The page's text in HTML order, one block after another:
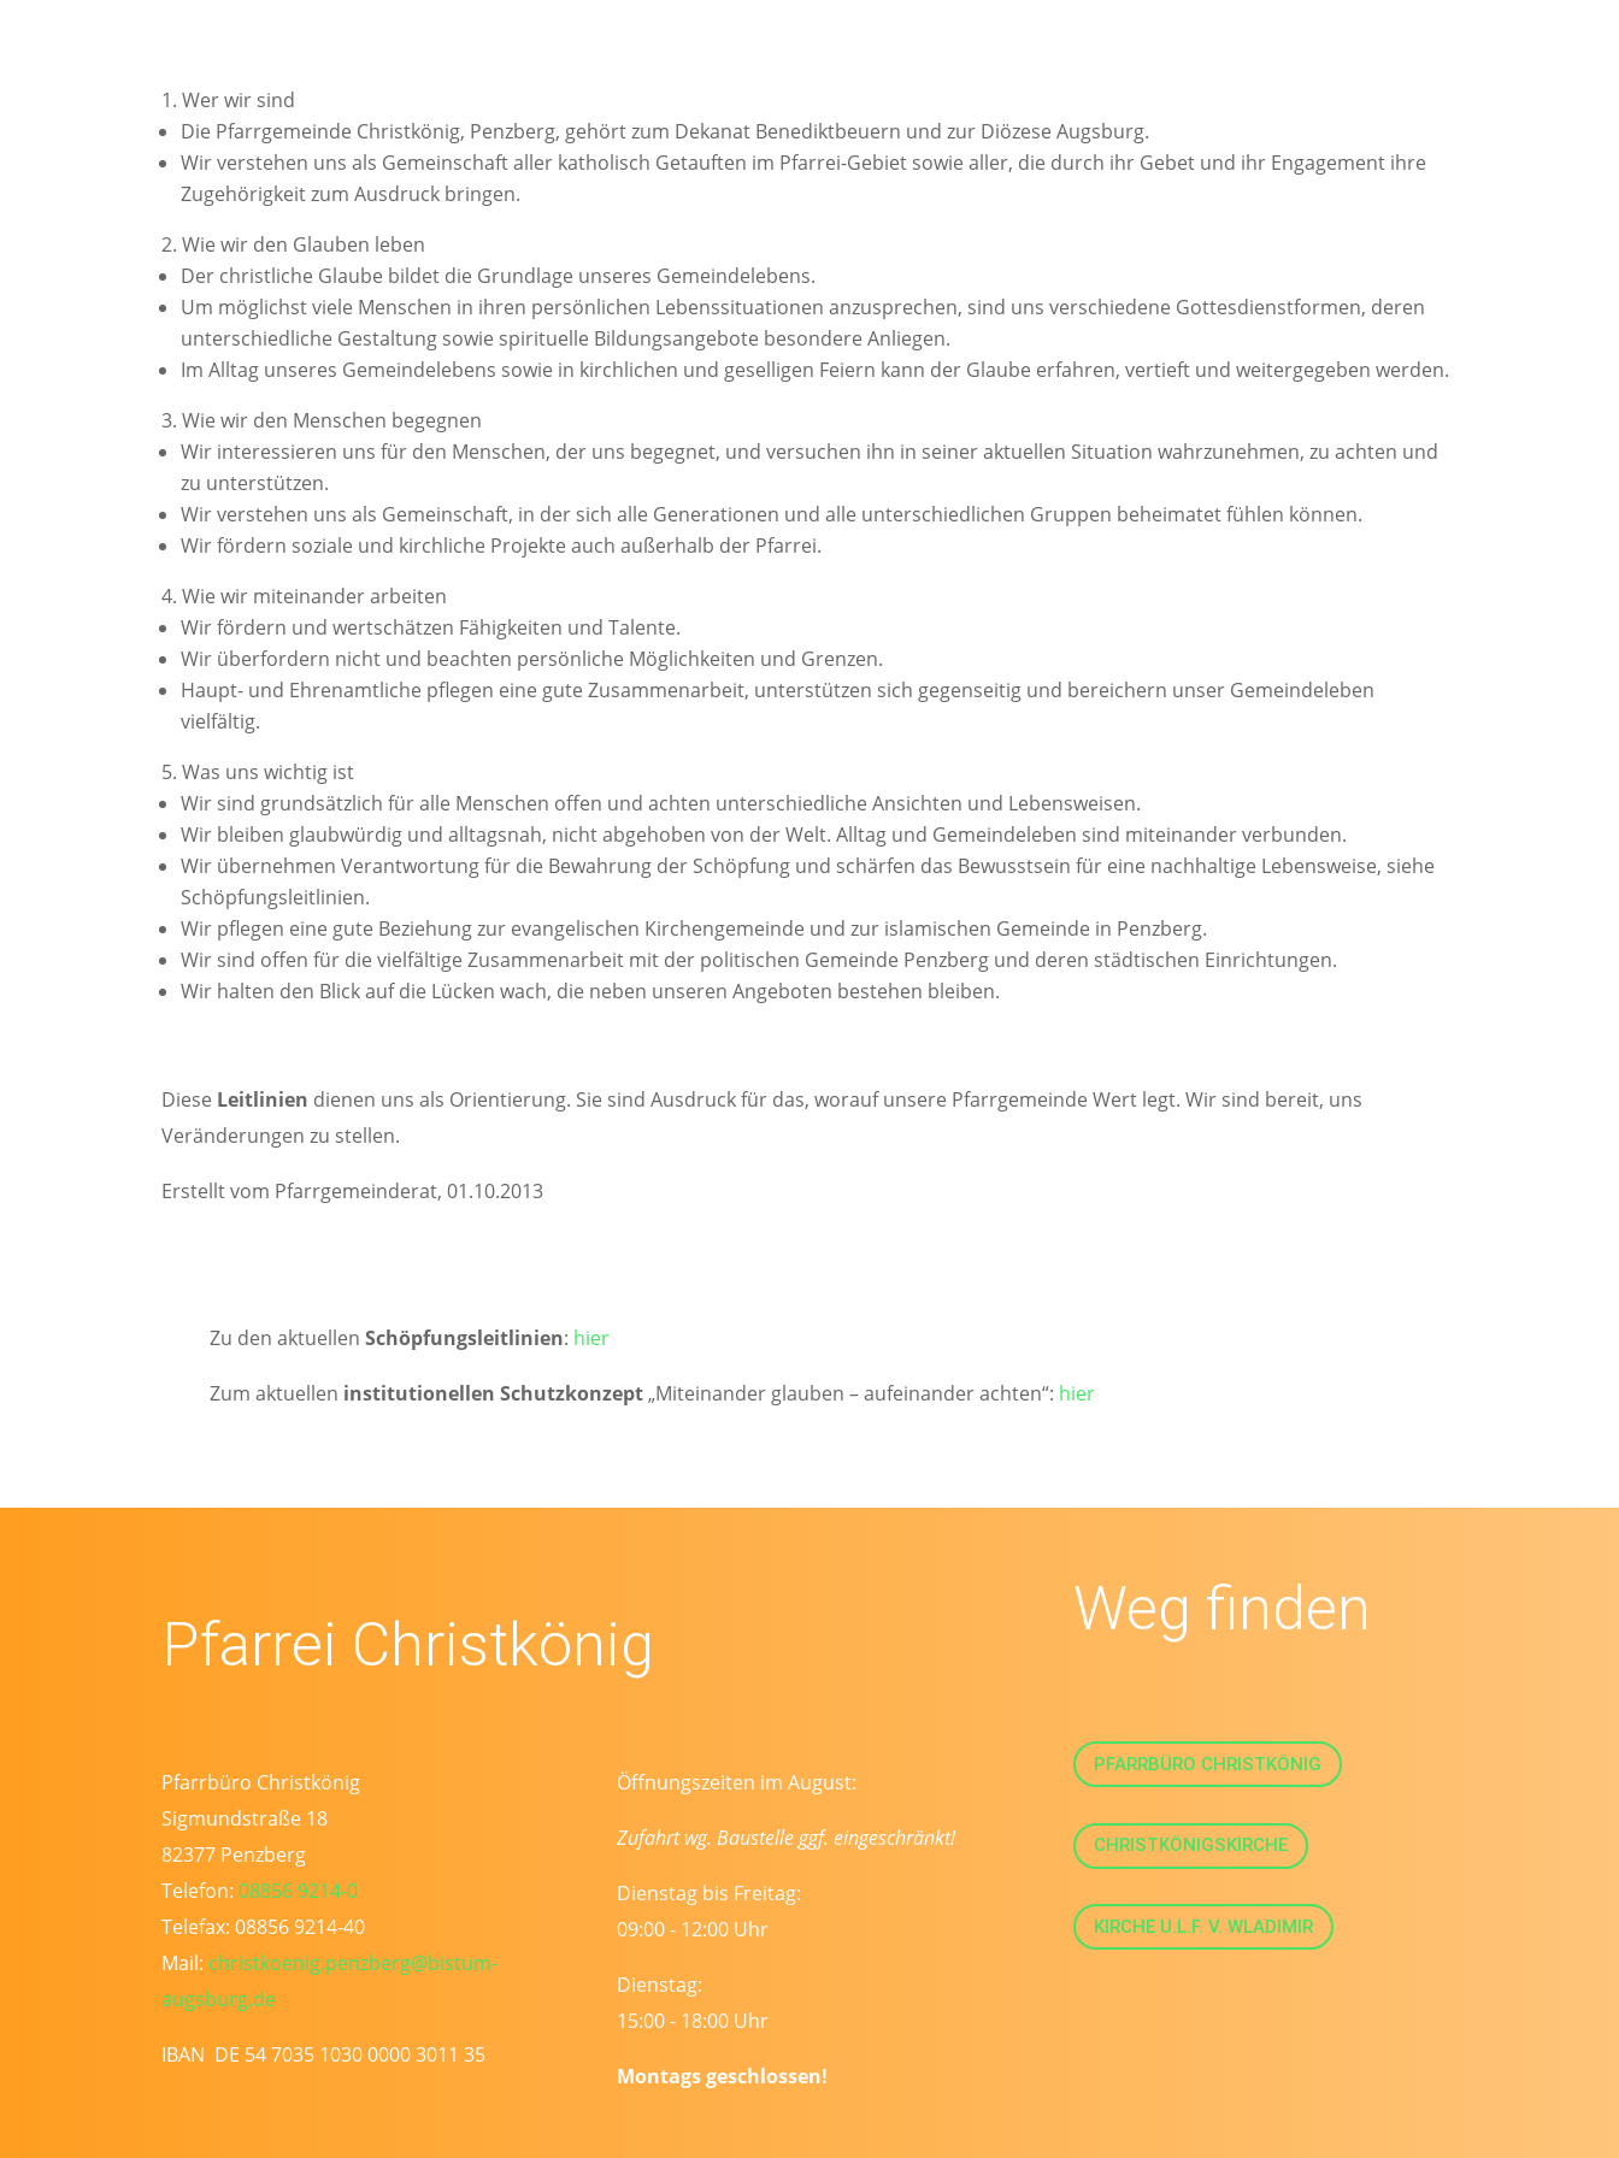
Wer wir sind
Die Pfarrgemeinde Christkönig, Penzberg, gehört zum Dekanat Benediktbeuern und zur Diözese Augsburg.
Wir verstehen uns als Gemeinschaft aller katholisch Getauften im Pfarrei-Gebiet sowie aller, die durch ihr Gebet und ihr Engagement ihre
Zugehörigkeit zum Ausdruck bringen.
Wie wir den Glauben leben
Der christliche Glaube bildet die Grundlage unseres Gemeindelebens.
Um möglichst viele Menschen in ihren persönlichen Lebenssituationen anzusprechen, sind uns verschiedene Gottesdienstformen, deren
unterschiedliche Gestaltung sowie spirituelle Bildungsangebote besondere Anliegen.
Im Alltag unseres Gemeindelebens sowie in kirchlichen und geselligen Feiern kann der Glaube erfahren, vertieft und weitergegeben werden.
Wie wir den Menschen begegnen
Wir interessieren uns für den Menschen, der uns begegnet, und versuchen ihn in seiner aktuellen Situation wahrzunehmen, zu achten und
zu unterstützen.
Wir verstehen uns als Gemeinschaft, in der sich alle Generationen und alle unterschiedlichen Gruppen beheimatet fühlen können.
Wir fördern soziale und kirchliche Projekte auch außerhalb der Pfarrei.
Wie wir miteinander arbeiten
Wir fördern und wertschätzen Fähigkeiten und Talente.
Wir überfordern nicht und beachten persönliche Möglichkeiten und Grenzen.
Haupt- und Ehrenamtliche pflegen eine gute Zusammenarbeit, unterstützen sich gegenseitig und bereichern unser Gemeindeleben
vielfältig.
Was uns wichtig ist
Wir sind grundsätzlich für alle Menschen offen und achten unterschiedliche Ansichten und Lebensweisen.
Wir bleiben glaubwürdig und alltagsnah, nicht abgehoben von der Welt. Alltag und Gemeindeleben sind miteinander verbunden.
Wir übernehmen Verantwortung für die Bewahrung der Schöpfung und schärfen das Bewusstsein für eine nachhaltige Lebensweise, siehe
Schöpfungsleitlinien.
Wir pflegen eine gute Beziehung zur evangelischen Kirchengemeinde und zur islamischen Gemeinde in Penzberg.
Wir sind offen für die vielfältige Zusammenarbeit mit der politischen Gemeinde Penzberg und deren städtischen Einrichtungen.
Wir halten den Blick auf die Lücken wach, die neben unseren Angeboten bestehen bleiben.
Diese Leitlinien dienen uns als Orientierung. Sie sind Ausdruck für das, worauf unsere Pfarrgemeinde Wert legt. Wir sind bereit, uns
Veränderungen zu stellen.
Erstellt vom Pfarrgemeinderat, 01.10.2013
Zu den aktuellenSchöpfungsleitlinien: hier
Zum aktuellen institutionellen Schutzkonzept„Miteinander glauben – aufeinander achten“: hier
Pfarrei Christkönig
Pfarrbüro Christkönig
Sigmundstraße 18
82377 Penzberg
Telefon:08856 9214-0
Telefax: 08856 9214-40
Mail: christkoenig.penzberg@bistum-
augsburg.de
IBAN DE 54 7035 1030 0000 3011 35
Öffnungszeiten im August:
Zufahrt wg. Baustelle ggf. eingeschränkt!
Dienstag bis Freitag:
09:00 - 12:00 Uhr
Dienstag:
15:00 - 18:00 Uhr
Montags geschlossen!
Weg finden
PFARRBÜRO CHRISTKÖNIG
CHRISTKÖNIGSKIRCHE
KIRCHE U.L.F. V. WLADIMIR